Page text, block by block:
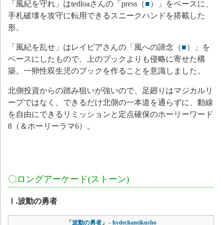
「風紀を守れ」はtedloaさんの「press（■）」をベースに、
手札破壊を攻守に転用できるスニークハンドを搭載した
形。
「風紀を乱せ」はレイピアさんの「風への諦念（■）」を
ベースにしたもので、上のブックよりも侵略に寄せた構
築。一卵性双生児のブックを作ることを意識しました。
北側投資からの踏み狙いが強いので、足廻りはマジカルリ
ープではなく、できるだけ北側の一本道を通らずに、動線
を自由にできるリミッションと定点確保のホーリーワード
8（＆ホーリーラマ6）。
〇ロングアーケード(ストーン)
Ⅰ.波動の勇者
「 波動の勇者」 - hydechantikusho